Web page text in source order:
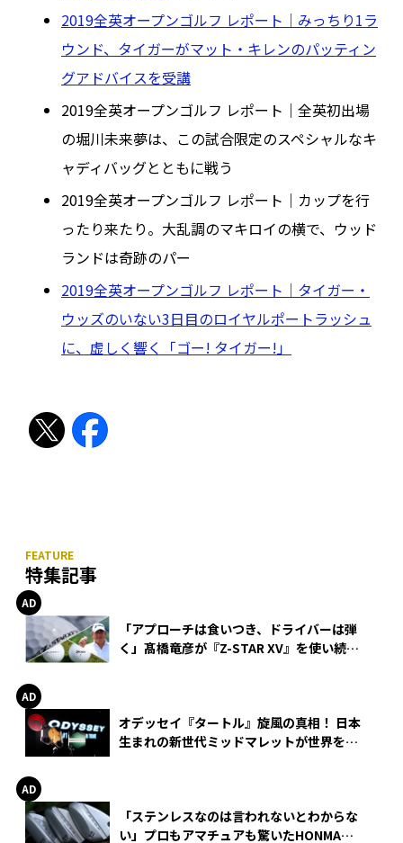
2019全英オープンゴルフ レポート｜みっちり1ラ
ウンド、タイガーがマット・キレンのパッティン
グアドバイスを受講
2019全英オープンゴルフ レポート｜全英初出場
の堀川未来夢は、この試合限定のスペシャルなキ
ャディバッグとともに戦う
2019全英オープンゴルフ レポート｜カップを行
ったり来たり。大乱調のマキロイの横で、ウッド
ランドは奇跡のパー
2019全英オープンゴルフ レポート｜タイガー・
ウッズのいない3日目のロイヤルポートラッシュ
に、虚しく響く「ゴー! タイガー!」
特集記事
「アプローチは食いつき、ドライバーは弾
く」髙橋竜彦が『Z-STAR XV』を使い続け
オデッセイ『タートル』旋風の真相！ 日本
生まれの新世代ミッドマレットが世界を席
「ステンレスなのは言われないとわからな
い」プロもアマチュアも驚いたHONMA